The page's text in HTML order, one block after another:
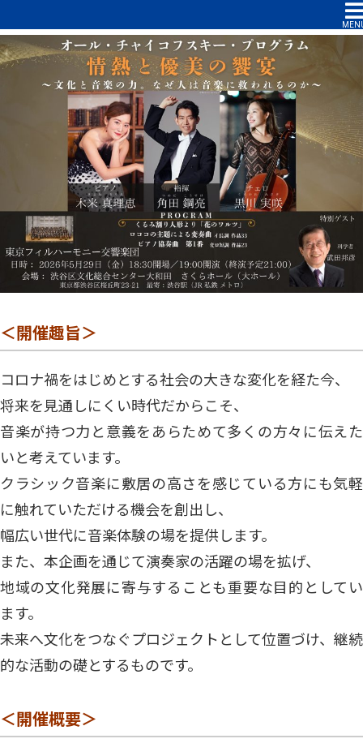
＜開催趣旨＞
コロナ禍をはじめとする社会の大きな変化を経た今、
将来を見通しにくい時代だからこそ、
音楽が持つ力と意義をあらためて多くの方々に伝えた
いと考えています。
クラシック音楽に敷居の高さを感じている方にも気軽
に触れていただける機会を創出し、
幅広い世代に音楽体験の場を提供します。
また、本企画を通じて演奏家の活躍の場を拡げ、
地域の文化発展に寄与することも重要な目的としてい
ます。
未来へ文化をつなぐプロジェクトとして位置づけ、継続
的な活動の礎とするものです。
＜開催概要＞